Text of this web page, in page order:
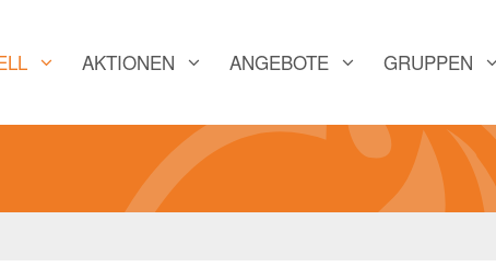
AKTIONEN ANGEBOTE GRUPPEN